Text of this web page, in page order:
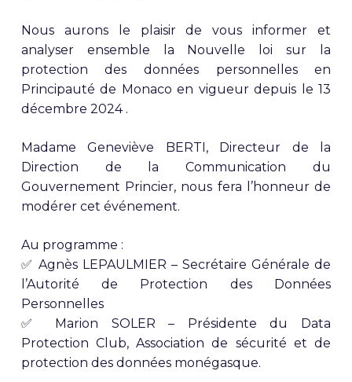
Nous aurons le plaisir de vous informer et
analyser ensemble la Nouvelle loi sur la
protection des données personnelles en
Principauté de Monaco en vigueur depuis le 13
décembre 2024 .
Madame Geneviève BERTI, Directeur de la
Direction de la Communication du
Gouvernement Princier, nous fera l’honneur de
modérer cet événement.
Au programme :
✅ Agnès LEPAULMIER – Secrétaire Générale de
l’Autorité de Protection des Données
Personnelles
✅ Marion SOLER – Présidente du Data
Protection Club, Association de sécurité et de
protection des données monégasque.